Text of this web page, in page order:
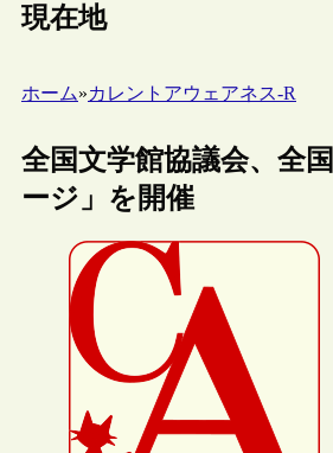
現在地
ホーム»カレントアウェアネス-R
全国文学館協議会、全
ージ」を開催